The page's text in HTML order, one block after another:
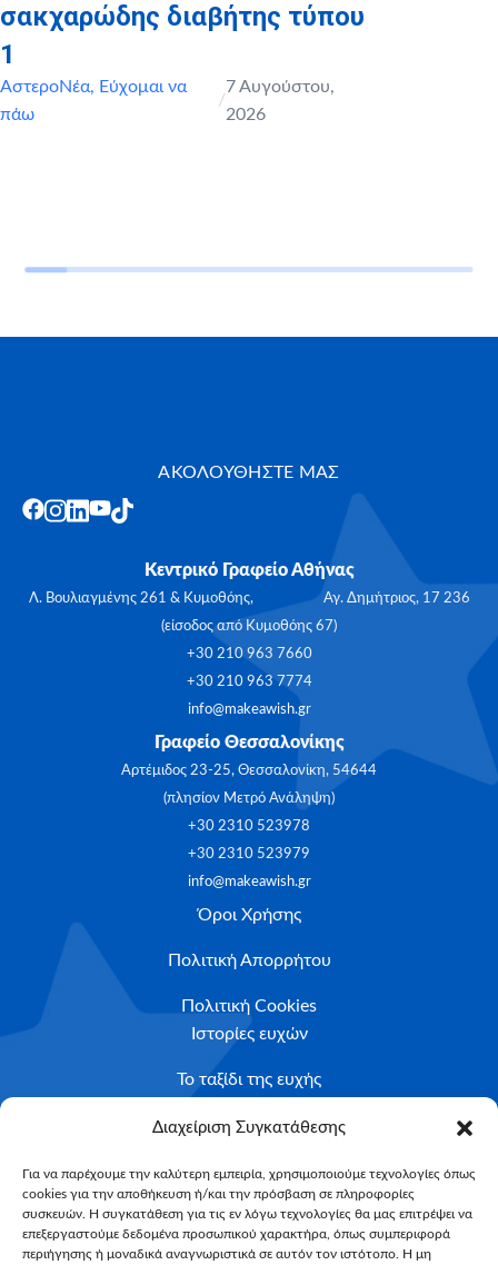
Διαχείριση Συγκατάθεσης
Για να παρέχουμε την καλύτερη εμπειρία, χρησιμοποιούμε τεχνολογίες όπως
cookies για την αποθήκευση ή/και την πρόσβαση σε πληροφορίες
συσκευών. Η συγκατάθεση για τις εν λόγω τεχνολογίες θα μας επιτρέψει να
επεξεργαστούμε δεδομένα προσωπικού χαρακτήρα, όπως συμπεριφορά
περιήγησης ή μοναδικά αναγνωριστικά σε αυτόν τον ιστότοπο. Η μη
σακχαρώδης διαβήτης τύπου
1
ΑστεροΝέα, Εύχομαι να
πάω
/
7 Αυγούστου,
2026
ΑΚΟΛΟΥΘΗΣΤΕ ΜΑΣ
Κεντρικό Γραφείο Αθήνας
Λ. Βουλιαγμένης 261 & Κυμοθόης, Αγ. Δημήτριος, 17 236
(είσοδος από Κυμοθόης 67)
+30 210 963 7660
+30 210 963 7774
info@makeawish.gr
Γραφείο Θεσσαλονίκης
Αρτέμιδος 23-25, Θεσσαλονίκη, 54644
(πλησίον Μετρό Ανάληψη)
+30 2310 523978
+30 2310 523979
info@makeawish.gr
Όροι Χρήσης
Πολιτική Απορρήτου
Πολιτική Cookies
Ιστορίες ευχών
Το ταξίδι της ευχής
Κριτήρια Καταλληλότητας
Υποβολή Αιτήματος
NEWSLETTER
Email*